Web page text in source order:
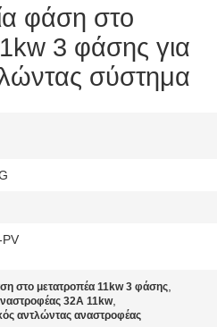
φάση στο
3 φάσης για
σύστημα
στο μετατροπέα 11kw 3 φάσης,
32A 11kw,
αντλώντας αναστροφέας